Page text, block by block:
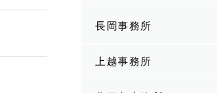
長岡事務所
上越事務所